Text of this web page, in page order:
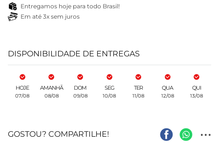
Entregamos hoje para todo Brasil!
Em até 3x sem juros
DISPONIBILIDADE DE ENTREGAS
HOJE
07/08
AMANHÃ
08/08
DOM
09/08
SEG
10/08
TER
11/08
QUA
12/08
QUI
13/08
GOSTOU? COMPARTILHE! ...